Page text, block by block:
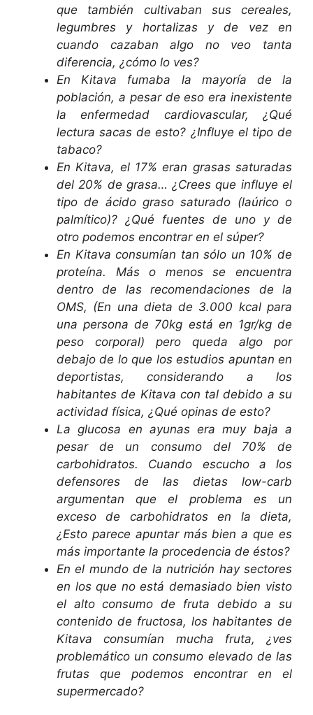
que también cultivaban sus cereales,
legumbres y hortalizas y de vez en
cuando cazaban algo no veo tanta
diferencia, ¿cómo lo ves?
En Kitava fumaba la mayoría de la
población, a pesar de eso era inexistente
la enfermedad cardiovascular, ¿Qué
lectura sacas de esto? ¿Influye el tipo de
tabaco?
En Kitava, el 17% eran grasas saturadas
del 20% de grasa… ¿Crees que influye el
tipo de ácido graso saturado (laúrico o
palmítico)? ¿Qué fuentes de uno y de
otro podemos encontrar en el súper?
En Kitava consumían tan sólo un 10% de
proteína. Más o menos se encuentra
dentro de las recomendaciones de la
OMS, (En una dieta de 3.000 kcal para
una persona de 70kg está en 1gr/kg de
peso corporal) pero queda algo por
debajo de lo que los estudios apuntan en
deportistas, considerando a los
habitantes de Kitava con tal debido a su
actividad física, ¿Qué opinas de esto?
La glucosa en ayunas era muy baja a
pesar de un consumo del 70% de
carbohidratos. Cuando escucho a los
defensores de las dietas low-carb
argumentan que el problema es un
exceso de carbohidratos en la dieta,
¿Esto parece apuntar más bien a que es
más importante la procedencia de éstos?
En el mundo de la nutrición hay sectores
en los que no está demasiado bien visto
el alto consumo de fruta debido a su
contenido de fructosa, los habitantes de
Kitava consumían mucha fruta, ¿ves
problemático un consumo elevado de las
frutas que podemos encontrar en el
supermercado?